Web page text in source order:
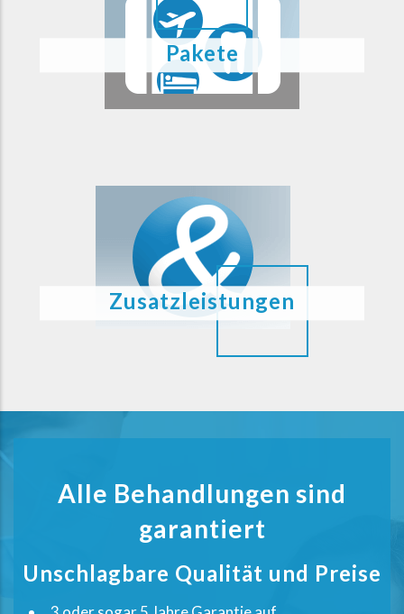
Pakete
Zusatzleistungen
Alle Behandlungen sind
garantiert
Unschlagbare Qualität und Preise